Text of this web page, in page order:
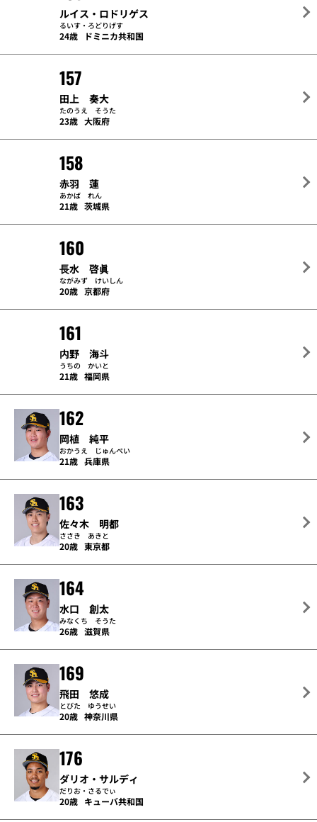
ルイス・ロドリゲス
るいす・ろどりげす
24歳 ドミニカ共和国
157
田上 奏大
たのうえ そうた
23歳 大阪府
158
赤羽 蓮
あかば れん
21歳 茨城県
160
⾧水 啓眞
ながみず けいしん
20歳 京都府
161
内野 海斗
うちの かいと
21歳 福岡県
162
岡植 純平
おかうえ じゅんぺい
21歳 兵庫県
163
佐々木 明都
ささき あきと
20歳 東京都
164
水口 創太
みなくち そうた
26歳 滋賀県
169
飛田 悠成
とびた ゆうせい
20歳 神奈川県
176
ダリオ・サルディ
だりお・さるでぃ
20歳 キューバ共和国